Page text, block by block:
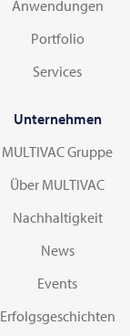
Anwendungen
Portfolio
Services
Unternehmen
MULTIVAC Gruppe
Über MULTIVAC
Nachhaltigkeit
News
Events
Erfolgsgeschichten